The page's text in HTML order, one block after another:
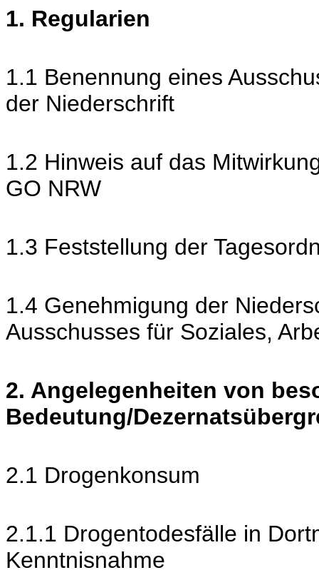
1. Regularien
1.1 Benennung eines
der Niederschrift
1.2 Hinweis auf das
GO NRW
1.3 Feststellung der
1.4 Genehmigung der
Ausschusses für Soziales,
2. Angelegenheiten von
Bedeutung/
2.1 Drogenkonsum
2.1.1 Drogentodesfälle in
Kenntnisnahme